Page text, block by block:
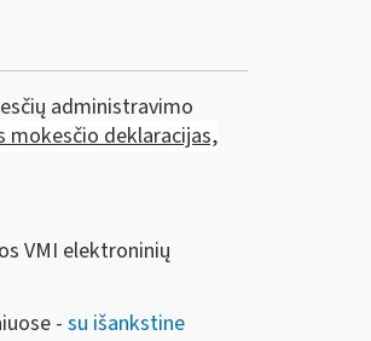
administravimo
mokesčiodeklaracijas,
VMI elektroninių
-su išankstine